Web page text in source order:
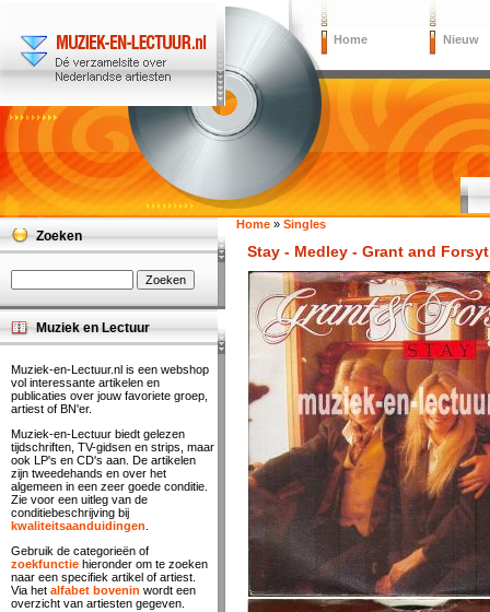
Home Nieuw
Home » Singles
Stay - Medley - Grant and
Zoeken
Muziek en Lectuur
Muziek-en-Lectuur.nl is een webshop
vol interessante artikelen en
publicaties over jouw favoriete groep,
artiest of BN'er.
Muziek-en-Lectuur biedt gelezen
tijdschriften, TV-gidsen en strips, maar
ook LP's en CD's aan. De artikelen
zijn tweedehands en over het
algemeen in een zeer goede conditie.
Zie voor een uitleg van de
conditiebeschrijving bij
kwaliteitsaanduidingen
Gebruik de categorieën of
zoekfunctie hieronder om te zoeken
naar een specifiek artikel of artiest.
Via het alfabet bovenin wordt een
overzicht van artiesten gegeven.